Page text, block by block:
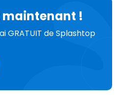
maintenant !
GRATUIT de Splashtop